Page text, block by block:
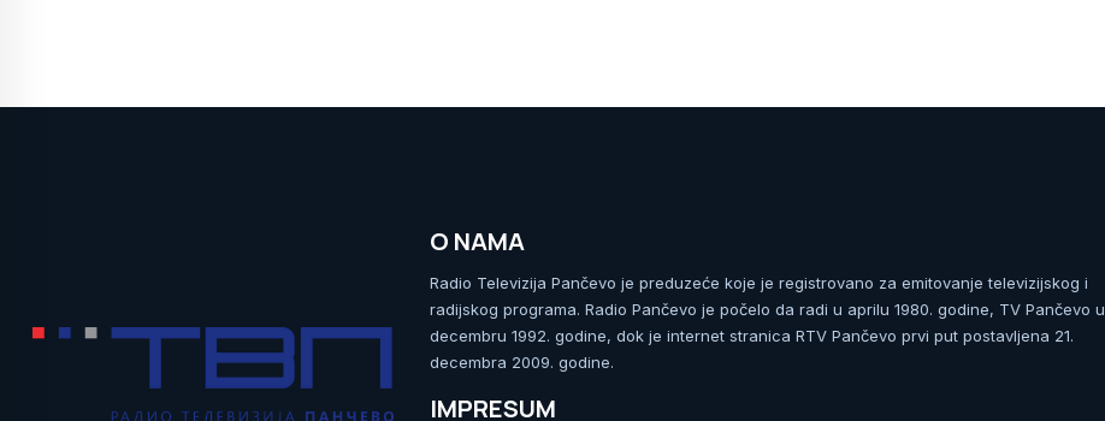
O NAMA
Radio Televizija Pančevo je preduzeće koje je registrovano za emitovanje televizijskog i
radijskog programa. Radio Pančevo je počelo da radi u aprilu 1980. godine, TV Pančevo u
decembru 1992. godine, dok je internet stranica RTV Pančevo prvi put postavljena 21.
decembra 2009. godine.
IMPRESUM